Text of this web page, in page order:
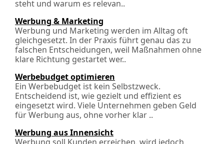
steht und warum es relevan..
Werbung & Marketing
Werbung und Marketing werden im Alltag oft
gleichgesetzt. In der Praxis führt genau das zu
falschen Entscheidungen, weil Maßnahmen ohne
klare Richtung gestartet wer..
Werbebudget optimieren
Ein Werbebudget ist kein Selbstzweck.
Entscheidend ist, wie gezielt und effizient es
eingesetzt wird. Viele Unternehmen geben Geld
für Werbung aus, ohne vorher klar ..
Werbung aus Innensicht